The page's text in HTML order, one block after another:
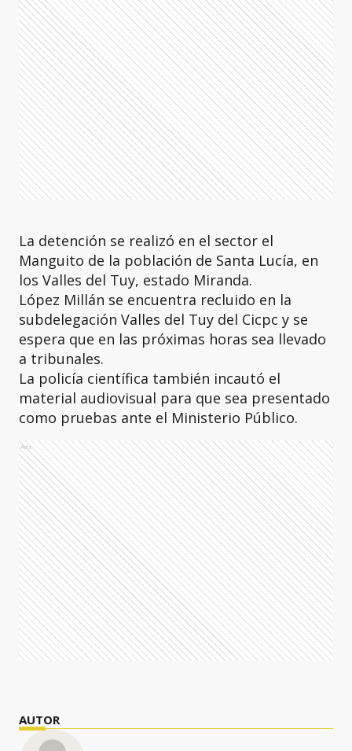
La detención se realizó en el sector el
Manguito de la población de Santa Lucía, en
los Valles del Tuy, estado Miranda.
López Millán se encuentra recluido en la
subdelegación Valles del Tuy del Cicpc y se
espera que en las próximas horas sea llevado
a tribunales.
La policía científica también incautó el
material audiovisual para que sea presentado
como pruebas ante el Ministerio Público.
Ads
AUTOR